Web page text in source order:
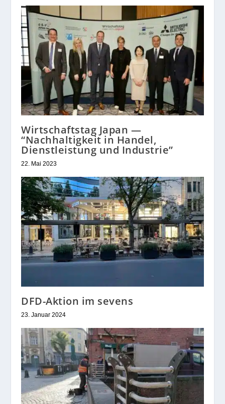
Wirtschaftstag Japan —
“Nachhaltigkeit in Handel,
Dienstleistung und Industrie”
22. Mai 2023
DFD-Aktion im sevens
23. Januar 2024